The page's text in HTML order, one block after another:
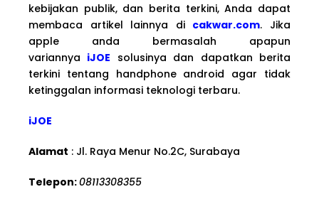
kebijakan publik, dan berita terkini, Anda dapat
membaca artikel lainnya di cakwar.com. Jika
apple anda bermasalah apapun
variannya iJOE solusinya dan dapatkan berita
terkini tentang handphone android agar tidak
ketinggalan informasi teknologi terbaru.
iJOE
Alamat : Jl. Raya Menur No.2C, Surabaya
Telepon:08113308355